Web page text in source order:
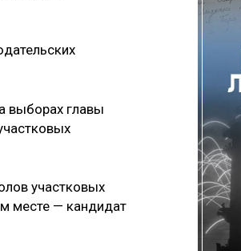
выборах главы
участковых
месте — кандидат